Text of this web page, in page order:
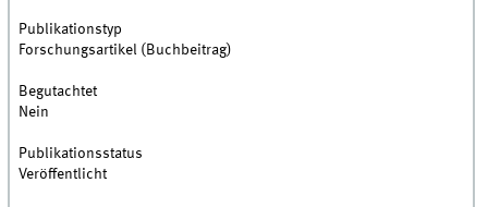
Publikationstyp
Forschungsartikel (Buchbeitrag)
Begutachtet
Nein
Publikationsstatus
Veröffentlicht